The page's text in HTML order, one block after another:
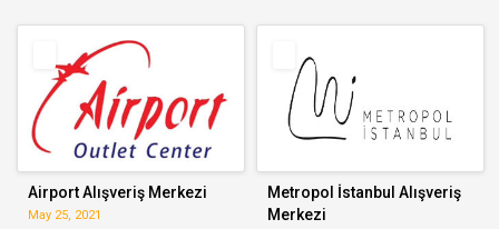
Airport Alışveriş Merkezi
May 25, 2021
Metropol İstanbul Alışveriş
Merkezi